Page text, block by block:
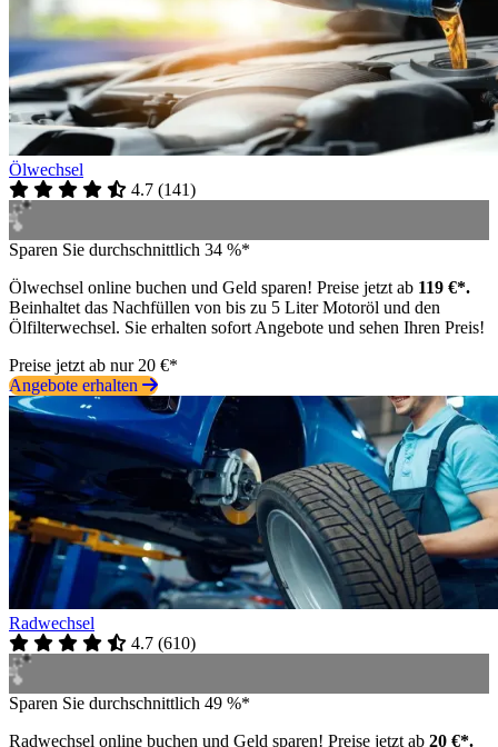
Ölwechsel
4.7 (141)
Sparen Sie durchschnittlich 34 %*
Ölwechsel online buchen und Geld sparen! Preise jetzt ab 119 €*.
Beinhaltet das Nachfüllen von bis zu 5 Liter Motoröl und den
Ölfilterwechsel. Sie erhalten sofort Angebote und sehen Ihren Preis!
Preise jetzt ab nur 20 €*
Angebote erhalten
Radwechsel
4.7 (610)
Sparen Sie durchschnittlich 49 %*
Radwechsel online buchen und Geld sparen! Preise jetzt ab 20 €*.